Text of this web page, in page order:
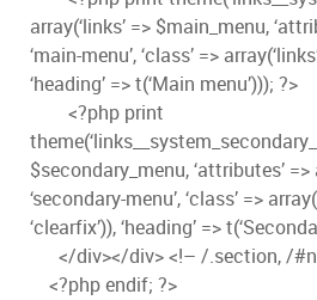
array(‘links’ => $main_menu,
‘main-menu’, ‘class’ =>
‘heading’ => t(‘Main menu’))); ?>
<?php print
$secondary_menu, ‘attributes’ =>
‘secondary-menu’, ‘class’ =>
‘clearfix’)), ‘heading’ =>
</div></div> <!– /.section, /
<?php endif; ?>